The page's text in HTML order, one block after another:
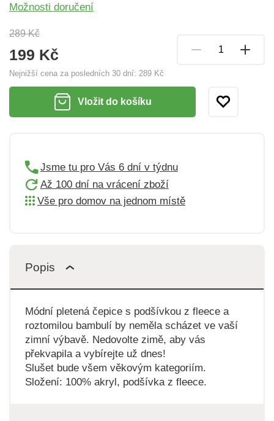
289 Kč
199 Kč
Nejnižší cena za posledních 30 dní: 289 Kč
Možnosti doručení
Vložit do košíku
Jsme tu pro Vás 6 dní v týdnu
Až 100 dní na vrácení zboží
Vše pro domov na jednom místě
Popis
Módní pletená čepice s podšívkou z fleece a
roztomilou bambulí by neměla scházet ve vaší
zimní výbavě. Nedovolte zimě, aby vás
překvapila a vybírejte už dnes!
Slušet bude všem věkovým kategoriím.
Složení: 100% akryl, podšívka z fleece.